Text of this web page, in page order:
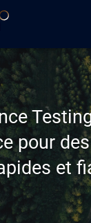
pour
et